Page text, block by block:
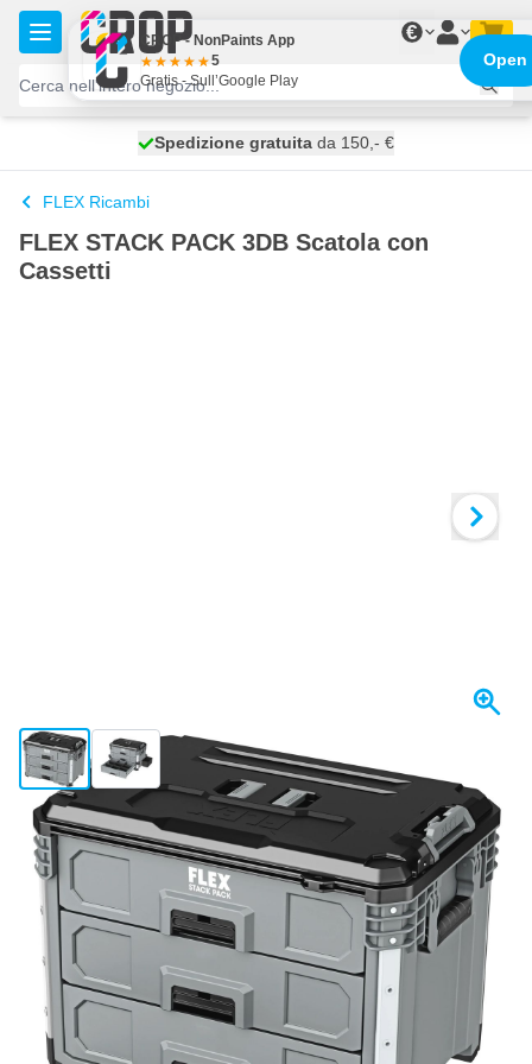
Salta al contenuto
€
spedito oggi
Spedizione gratuita da 150,- €
100 giorni
FLEX Ricambi
FLEX STACK PACK 3DB Scatola con
Cassetti
View larger imageView larger image
Spedito oggi
274, € incl. IVA
Quantità
Aggiungi al Carrello
Ordina entro le 23:59,spedito oggi
Spedizione gratuitada 150,- €
CROP - NonPaints App
5
Gratis - Sull’Google Play
Open